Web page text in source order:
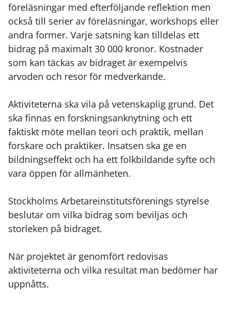
föreläsningar med efterföljande reflektion men
också till serier av föreläsningar, workshops eller
andra former. Varje satsning kan tilldelas ett
bidrag på maximalt 30 000 kronor. Kostnader
som kan täckas av bidraget är exempelvis
arvoden och resor för medverkande.
Aktiviteterna ska vila på vetenskaplig grund. Det
ska finnas en forskningsanknytning och ett
faktiskt möte mellan teori och praktik, mellan
forskare och praktiker. Insatsen ska ge en
bildningseffekt och ha ett folkbildande syfte och
vara öppen för allmänheten.
Stockholms Arbetareinstitutsförenings styrelse
beslutar om vilka bidrag som beviljas och
storleken på bidraget.
När projektet är genomfört redovisas
aktiviteterna och vilka resultat man bedömer har
uppnåtts.